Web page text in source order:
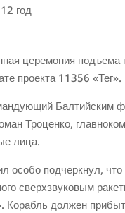
год
церемония
проекта 11356 «Тег».
Троценко,
лица.
подчеркнул, что
сверхзвуковым
Корабль должен